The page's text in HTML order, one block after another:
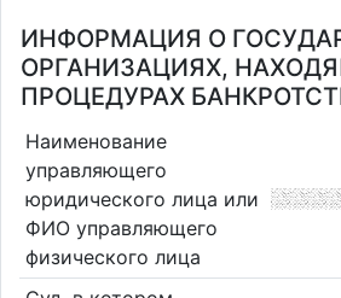
ИНФОРМАЦИЯ О
ОРГАНИЗАЦИЯХ,
ПРОЦЕДУРАХ
Наименование
управляющего
юридического лица или
ФИО управляющего
физического лица